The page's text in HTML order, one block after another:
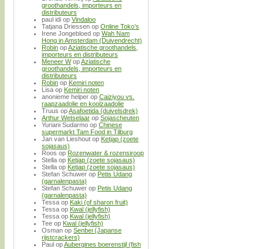
groothandels, importeurs en
distributeurs
paul idi op Vindaloo
Tatjana Driessen op Online Toko’s
Irene Jongebloed op Wah Nam
Hong in Amsterdam (Duivendrecht)
Robin opAziatische groothandels,
importeurs en distributeurs
Meneer WopAziatische
groothandels, importeurs en
distributeurs
Robin op Kemiri noten
Lisa op Kemiri noten
anonieme helper op Caiziyou vs.
raapzaadolie en koolzaadolie
Truus opAsafoetida (duivelsdrek)
Arthur Wetselaar op Sojascheuten
Yuriani Sudarmo op Chinese
supermarkt Tam Food in Tilburg
Jan van Lieshout op Ketjap (zoete
sojasaus)
Roos op Rozenwater & rozensiroop
Stella op Ketjap (zoete sojasaus)
Stella op Ketjap (zoete sojasaus)
Stefan Schuwer op Petis Udang
(garnalenpasta)
Stefan Schuwer op Petis Udang
(garnalenpasta)
Tessa op Kaki (of sharon fruit)
Tessa op Kwal (jellyfish)
Tessa op Kwal (jellyfish)
Tee op Kwal (jellyfish)
Osman op Senbei (Japanse
rijstcrackers)
Paul opAubergines boerenstijl (fish